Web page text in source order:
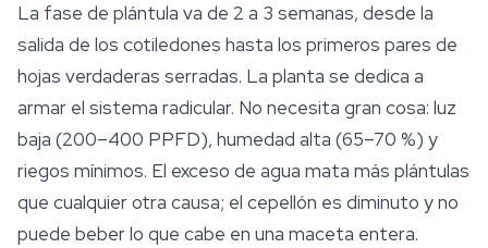
La fase de plántula va de 2 a 3 semanas, desde la
salida de los cotiledones hasta los primeros pares de
hojas verdaderas serradas. La planta se dedica a
armar el sistema radicular. No necesita gran cosa: luz
baja (200–400 PPFD), humedad alta (65–70 %) y
riegos mínimos. El exceso de agua mata más plántulas
que cualquier otra causa; el cepellón es diminuto y no
puede beber lo que cabe en una maceta entera.